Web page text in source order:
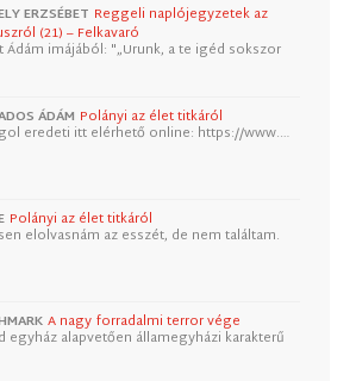
ERZSÉBET Reggeli naplójegyzetek az
(21) – Felkavaró
Ádám imájából: "„Urunk, a te igéd sokszor
ÁDÁM Polányi az élet titkáról
eredeti itt elérhető online: https://www.…
Polányi az élet titkáról
elolvasnám az esszét, de nem találtam.
A nagy forradalmi terror vége
egyház alapvetően államegyházi karakterű